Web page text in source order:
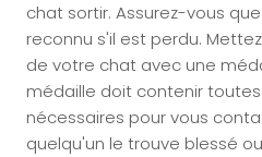
chat sortir. Assurez-vous
reconnu s'il est perdu.
de votre chat avec une
médaille doit contenir
nécessaires pour vous
quelqu'un le trouve blessé